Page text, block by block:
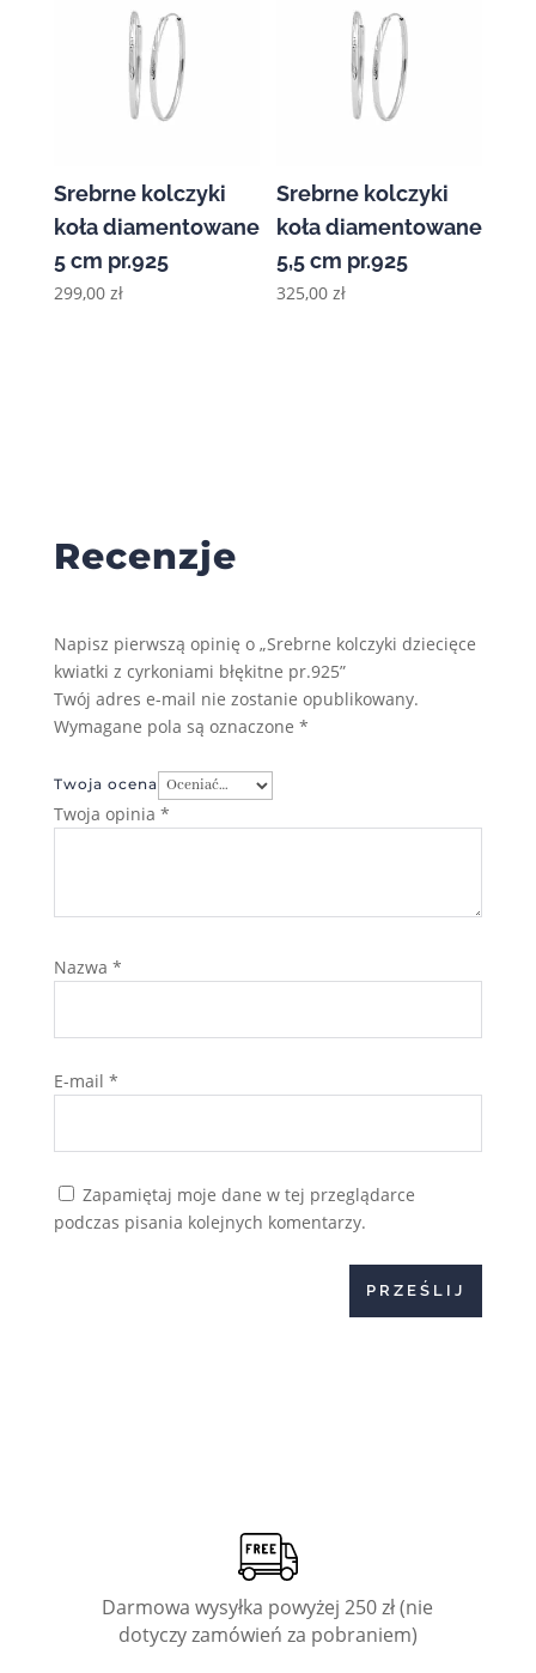
Srebrne kolczyki
koła diamentowane
5 cm pr.925
299,00 zł
Srebrne kolczyki
koła diamentowane
5,5 cm pr.925
325,00zł
Recenzje
Napisz pierwszą opinię o „Srebrne kolczyki dziecięce
kwiatki z cyrkoniami błękitne pr.925”
Twój adres e-mail nie zostanie opublikowany.
Wymagane pola są oznaczone *
Twoja ocena
Twoja opinia *
Nazwa *
E-mail *
Zapamiętaj moje dane w tej przeglądarce
podczas pisania kolejnych komentarzy.
PRZEŚLIJ
Darmowa wysyłka powyżej 250 zł (nie
dotyczy zamówień za pobraniem)